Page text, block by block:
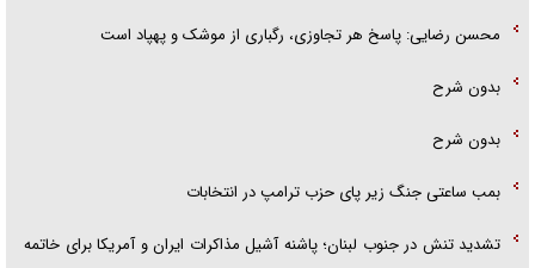
محسن رضایی: پاسخ هر تجاوزی، رگباری از موشک و پهپاد است
بدون شرح
بدون شرح
بمب ساعتی جنگ زیر پای حزب ترام‍پ در انتخابات
تشدید تنش در جنوب لبنان؛ پاشنه آشیل مذاکرات ایران و آمریکا برای خاتمه